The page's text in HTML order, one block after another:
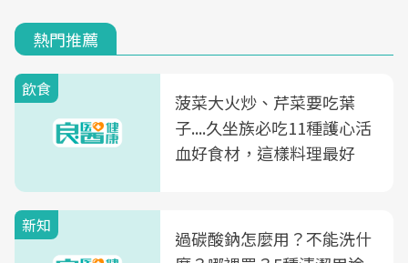
熱門推薦
飲食
菠菜大火炒、芹菜要吃葉
子....久坐族必吃11種護心活
血好食材，這樣料理最好
新知
過碳酸鈉怎麼用？不能洗什